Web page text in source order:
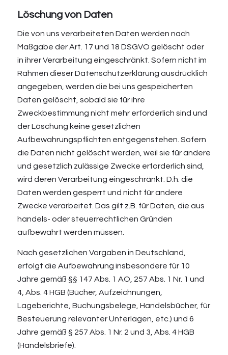
Löschung von Daten
Die von uns verarbeiteten Daten werden nach
Maßgabe der Art. 17 und 18 DSGVO gelöscht oder
in ihrer Verarbeitung eingeschränkt. Sofern nicht im
Rahmen dieser Datenschutzerklärung ausdrücklich
angegeben, werden die bei uns gespeicherten
Daten gelöscht, sobald sie für ihre
Zweckbestimmung nicht mehr erforderlich sind und
der Löschung keine gesetzlichen
Aufbewahrungspflichten entgegenstehen. Sofern
die Daten nicht gelöscht werden, weil sie für andere
und gesetzlich zulässige Zwecke erforderlich sind,
wird deren Verarbeitung eingeschränkt. D.h. die
Daten werden gesperrt und nicht für andere
Zwecke verarbeitet. Das gilt z.B. für Daten, die aus
handels- oder steuerrechtlichen Gründen
aufbewahrt werden müssen.
Nach gesetzlichen Vorgaben in Deutschland,
erfolgt die Aufbewahrung insbesondere für 10
Jahre gemäß §§ 147 Abs. 1 AO, 257 Abs. 1 Nr. 1 und
4, Abs. 4 HGB (Bücher, Aufzeichnungen,
Lageberichte, Buchungsbelege, Handelsbücher, für
Besteuerung relevanter Unterlagen, etc.) und 6
Jahre gemäß § 257 Abs. 1 Nr. 2 und 3, Abs. 4 HGB
(Handelsbriefe).